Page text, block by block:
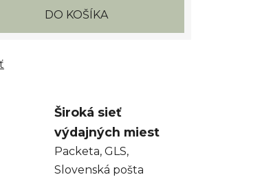
DO KOŠÍKA
Široká sieť
výdajných miest
Packeta, GLS,
Slovenská pošta